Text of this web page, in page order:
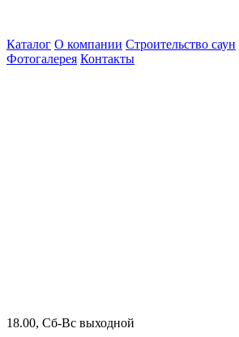
Каталог О компании Строительство саун
Фотогалерея Контакты
18.00, Сб-Вс выходной